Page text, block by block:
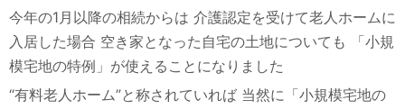
今年の1月以降の相続からは 介護認定を受けて老人ホームに
入居した場合 空き家となった自宅の土地についても 「小規
模宅地の特例」が使えることになりました
“有料老人ホーム”と称されていれば 当然に「小規模宅地の